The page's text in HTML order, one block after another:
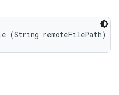
(String remoteFilePath)